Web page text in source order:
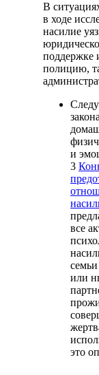
В
в ходе
насилие
поддержке
полицию,
и
3
все
или
это